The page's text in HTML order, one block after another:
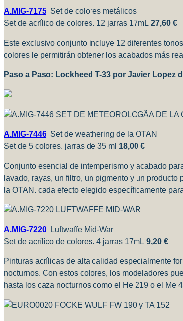
A.MIG-7175 Set de colores metálicos
Set de acrílico de colores. 12 jarras 17mL 27,60 €
Este exclusivo conjunto incluye 12 diferentes
colores le permitirán obtener los acabados más
Paso a Paso: Lockheed T-33 por Javier Lopez
A.MIG-7446 Set de weathering de la OTAN
Set de 5 colores. jarras de 35 ml 18,00 €
Conjunto esencial de intemperismo y acabado
lavado, rayas, un filtro, un pigmento y un producto
la OTAN, cada efecto elegido específicamente
A.MIG-7220
Luftwaffe Mid-War
Set de acrílico de colores. 4 jarras 17mL 9,20 €
Pinturas acrílicas de alta calidad especialmente
nocturnos. Con estos colores, los modeladores
hasta los caza nocturnos como el He 219 o el Me